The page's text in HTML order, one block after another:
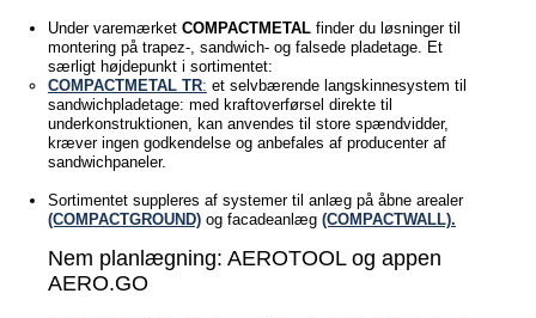
Under varemærket COMPACTMETAL finder du løsninger til
montering på trapez-, sandwich- og falsede pladetage. Et
særligt højdepunkt i sortimentet:
COMPACTMETAL TR: et selvbærende langskinnesystem til
sandwichpladetage: med kraftoverførsel direkte til
underkonstruktionen, kan anvendes til store spændvidder,
kræver ingen godkendelse og anbefales af producenter af
sandwichpaneler.
Sortimentet suppleres af systemer til anlæg på åbne arealer
(COMPACTGROUND) og facadeanlæg (COMPACTWALL).
Nem planlægning: AEROTOOL og appen
AERO.GO